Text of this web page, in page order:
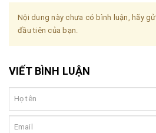
Nội dung này chưa có bình luận, hãy
đầu tiên của bạn.
VIẾT BÌNH LUẬN